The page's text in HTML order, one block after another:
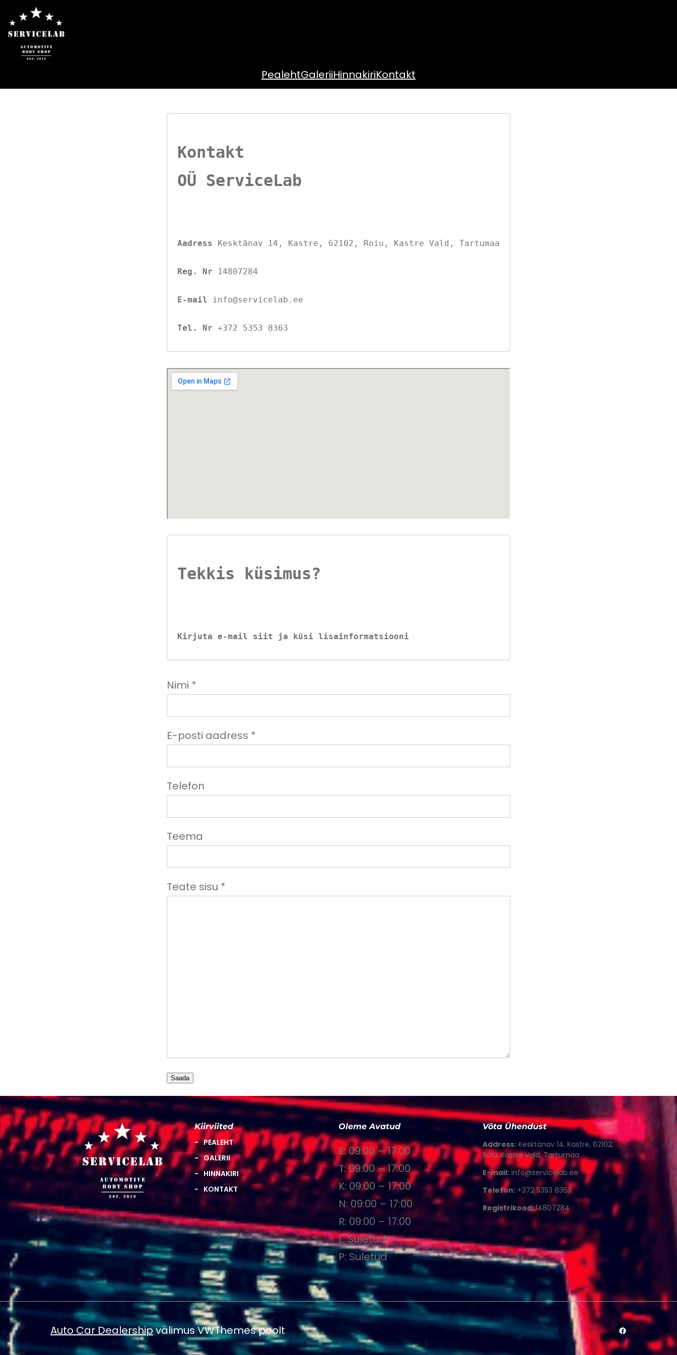
PealehtGaleriiHinnakiriKontakt
Kontakt
OÜ ServiceLab
Aadress Kesktänav 14, Kastre, 62102, Roiu, Kastre Vald, Tartumaa
Reg. Nr 14807284
E-mail info@servicelab.ee
Tel. Nr +372 5353 8363
Tekkis küsimus?
Kirjuta e-mail siit ja küsi lisainformatsiooni
Nimi *
E-posti aadress *
Telefon
Teema
Teate sisu *
Kiirviited
PEALEHT
GALERII
HINNAKIRI
KONTAKT
Oleme Avatud
E: 09:00 – 17:00
T: 09:00 – 17:00
K: 09:00 – 17:00
N: 09:00 – 17:00
R: 09:00 – 17:00
L: Suletud
P: Suletud
Võta Ühendust
Address: Kesktänav 14, Kastre, 62102,
Roiu, Kastre Vald, Tartumaa
E-mail: info@servicelab.ee
Telefon: +372 5353 8363
Registrikood:14807284
Auto Car Dealershipvälimus VWThemes poolt #